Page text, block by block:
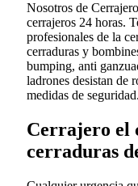
Nosotros de
cerrajeros 24 horas.
profesionales de la
cerraduras y
bumping, anti
ladrones desistan de
medidas de seguridad.
Cerrajero el
cerraduras